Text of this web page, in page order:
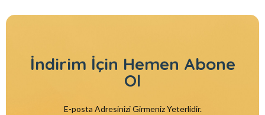
İndirim İçin Hemen Abone
Ol
E-posta Adresinizi Girmeniz Yeterlidir.